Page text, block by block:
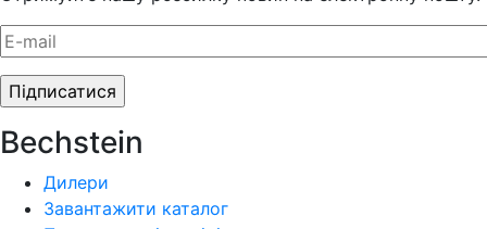
Bechstein
Дилери
Завантажити каталог